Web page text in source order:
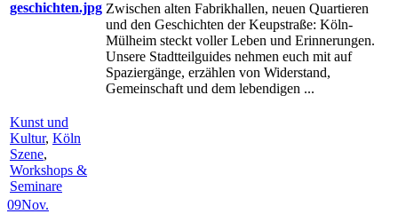
Zwischen alten Fabrikhallen, neuen Quartieren
und den Geschichten der Keupstraße: Köln-
Mülheim steckt voller Leben und Erinnerungen.
Unsere Stadtteilguides nehmen euch mit auf
Spaziergänge, erzählen von Widerstand,
Gemeinschaft und dem lebendigen ...
Kunst und
Kultur, Köln
Szene,
Workshops &
Seminare
09Nov.